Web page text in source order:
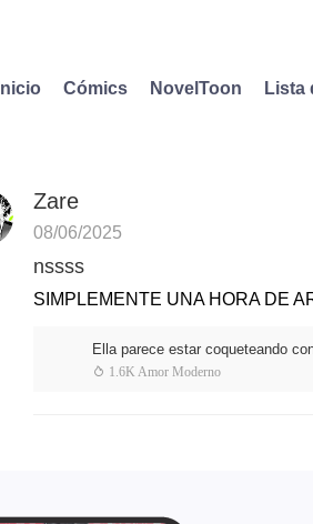
Inicio Cómics NovelToon Lista
Zare
08/06/2025
nssss
SIMPLEMENTE UNA HORA DE
Ella parece estar coqueteando
 1.6K Amor Moderno